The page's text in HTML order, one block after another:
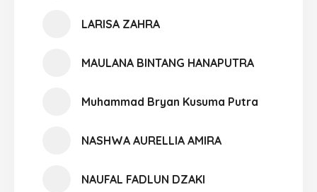
LARISA ZAHRA
MAULANA BINTANG HANAPUTRA
Muhammad Bryan Kusuma Putra
NASHWA AURELLIA AMIRA
NAUFAL FADLUN DZAKI